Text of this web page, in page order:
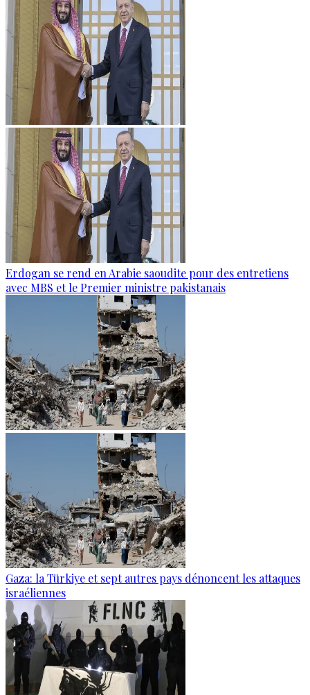
Erdogan se rend en Arabie saoudite pour des entretiens
avec MBS et le Premier ministre pakistanais
Gaza: la Türkiye et sept autres pays dénoncent les attaques
israéliennes